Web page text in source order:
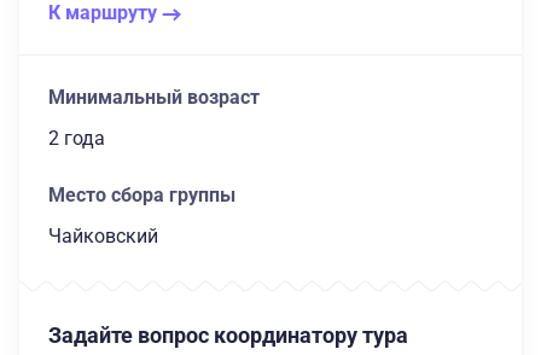
К маршруту
Минимальный возраст
2 года
Место сбора группы
Чайковский
Задайте вопрос координатору тура